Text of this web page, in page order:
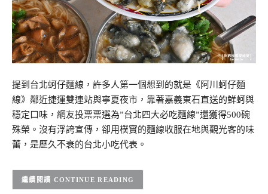
提到台北蚵仔麵線，許多人第一個想到的就是《阿川蚵仔麵
線》鄰近捷運雙連站與寧夏夜市，靠著嘉義東石直送的鮮蚵與
穩定口味，網友投票票選為”台北四大必吃麵線”還獲得500碗
殊榮。沒有浮誇宣傳，卻用樸實的麵線收服在地與觀光客的味
蕾，是歷久不衰的台北小吃代表。
CONTINUE READING